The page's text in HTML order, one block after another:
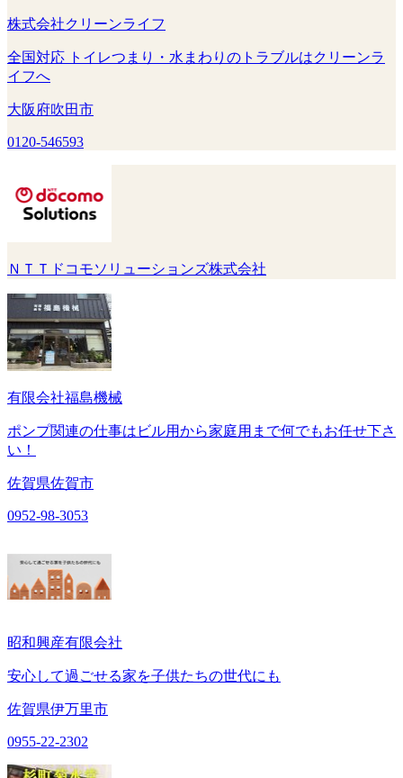
株式会社クリーンライフ
全国対応 トイレつまり・水まわりのトラブルはクリーンラ
イフへ
大阪府吹田市
0120-546593
ＮＴＴドコモソリューションズ株式会社
有限会社福島機械
ポンプ関連の仕事はビル用から家庭用まで何でもお任せ下さ
い！
佐賀県佐賀市
0952-98-3053
昭和興産有限会社
安心して過ごせる家を子供たちの世代にも
佐賀県伊万里市
0955-22-2302